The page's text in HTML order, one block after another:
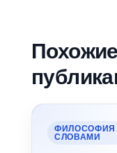
Похожие
СЛОВАМИ